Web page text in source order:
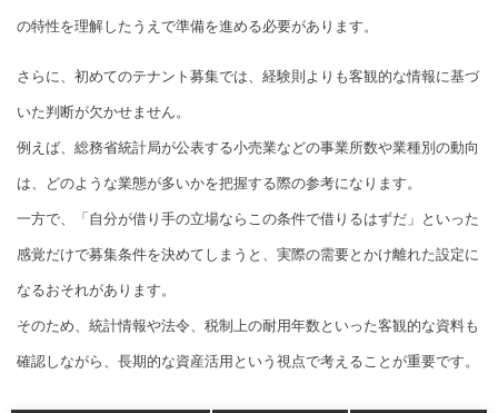
の特性を理解したうえで準備を進める必要があります。
さらに、初めてのテナント募集では、経験則よりも客観的な情報に基づ
いた判断が欠かせません。
例えば、総務省統計局が公表する小売業などの事業所数や業種別の動向
は、どのような業態が多いかを把握する際の参考になります。
一方で、「自分が借り手の立場ならこの条件で借りるはずだ」といった
感覚だけで募集条件を決めてしまうと、実際の需要とかけ離れた設定に
なるおそれがあります。
そのため、統計情報や法令、税制上の耐用年数といった客観的な資料も
確認しながら、長期的な資産活用という視点で考えることが重要です。